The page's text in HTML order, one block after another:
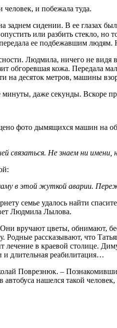
и побежала туда.
сидении. В ее глазах
или разбить стекло,
ее подбежавшим
Людмила, ничего не
обгоревшая кожа. Передала
на десяток метров, машины
даже секунды. Вскоре
фото дымящихся машин на
Не знаем ни имени,
в этой жуткой аварии.
семье удалось найти
Людмила Лылова.
вручают цветы, обнимают,
Родные рассказывают, что
в краевой столице.
длительная реабилитация…
Поврезнюк. –
нашелся такой